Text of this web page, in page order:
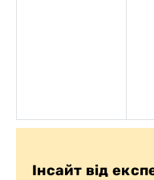
Інсайт від